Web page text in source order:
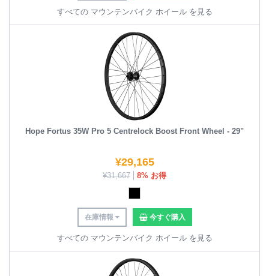
すべての マウンテンバイク ホイール を見る
Hope Fortus 35W Pro 5 Centrelock Boost Front Wheel - 29"
¥29,165
¥31,667 8% お得
在庫情報 今すぐ購入
すべての マウンテンバイク ホイール を見る